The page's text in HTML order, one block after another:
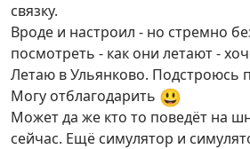
связку.
Вроде и настроил - но стремно
посмотреть - как они летают -
Летаю в Ульянково. Подстроюсь
Могу отблагодарить 😃
Может да же кто то поведёт на
сейчас. Ещё симулятор и